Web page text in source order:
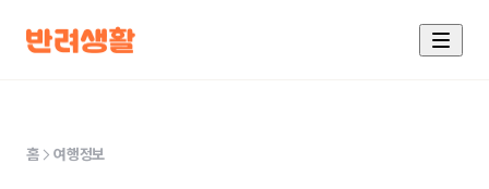
홈 여행정보